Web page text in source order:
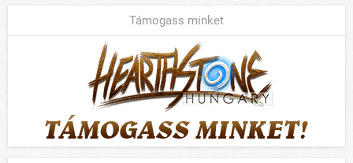
Támogass minket